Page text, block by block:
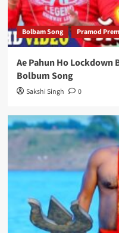
Bolbam Song Pramod
Ae Pahun Ho Lockdown
Bolbum Song
Sakshi Singh 0